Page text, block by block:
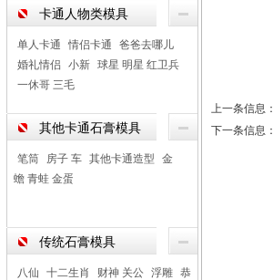
卡通人物类模具
单人卡通 情侣卡通
爸爸去哪儿
婚礼情侣
小新 球星 明星 红卫兵
一休哥 三毛
其他卡通石膏模具
笔筒 房子 车 其他卡通造型
金
蟾 青蛙 金蛋
传统石膏模具
八仙 十二生肖 财神 关公 浮雕 恭
上一条信息：
下一条信息：